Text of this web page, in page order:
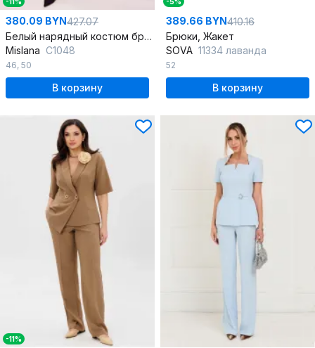
380.09 BYN427.07
Белый нарядный костюм брюк и жакета из текстиля
Mislana С1048
46, 50
В корзину
389.66 BYN410.16
Брюки, Жакет
SOVA 11334 лаванда
52
В корзину
-11%